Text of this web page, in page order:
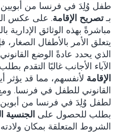
طفل وُلِدَ في فرنسا من أبويين
بـتصريح الإقامة. على عكس
مباشرةً بهذه الوثائق الإدارية
يتعلق الأمر بالأطفال
الذي يحدد عادةً الوضع
الآباء الأجانب غالبًا التقدم
الإقامة لأنفسهم، مما قد يؤثر
القانوني للطفل في فرنسا.
لطفل وُلِدَ في فرنسا من أبوين
بطلب للحصول على الجنسية
الشروط المتعلقة بمكان